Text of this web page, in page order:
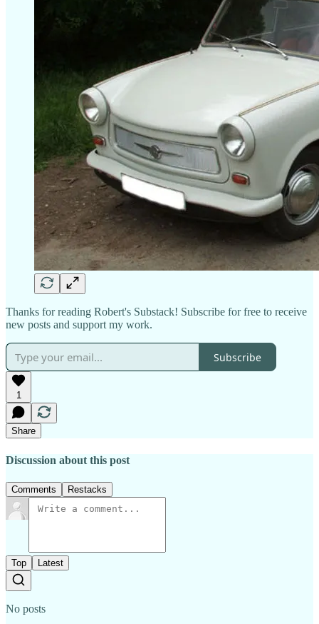
Thanks for reading Robert's Substack! Subscribe for free to receive
new posts and support my work.
Subscribe
1
Share
Discussion about this post
Comments Restacks
Top Latest
No posts